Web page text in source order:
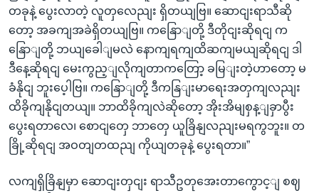
တခုနဲ့ ပွေးလာတဲ့ လူတှလေညျး ရှိတယျဗြ။ ဆောငျးရာသီဆို
တော့ အခကျအခဲရှိတယျဗြ။ ကနြောျတို့ ဒီတိုငျးဆိုရငျ က
နြောျတို့ ဘယျခေါျမလဲ နောကျရကျထိဆကျမယျဆိုရငျ ဒါ
ဒီနေ့ဆိုရငျ မေးကွည့ျလိုကျတာကတြော့ ခမြျးတဲ့ဟာတော့ မ
ခံနိုငျ ဘူးပေ့ါဗြ။ ကနြောျတို့ ဒီကနြျးမာရေးအတှကျလညျး
ထိခိုကျနိုငျတယျ။ ဘာထိခိုကျလဲဆိုတော့ အိုးအိမျစှန့ျခှာပွီး
ပွေးရတာလေ၊ စောငျတှေ ဘာတှေ ယူခြိနျလညျးမရကွဘူး။ တ
ခြို့ဆိုရငျ အဝတျတထညျ ကိုယျတခုနဲ့ ပွေးရတာ။”
လကျရှိခြိနျမှာ ဆောငျးတှငျး ရာသီဥတုအေးတာကွောင့ျ စဈ